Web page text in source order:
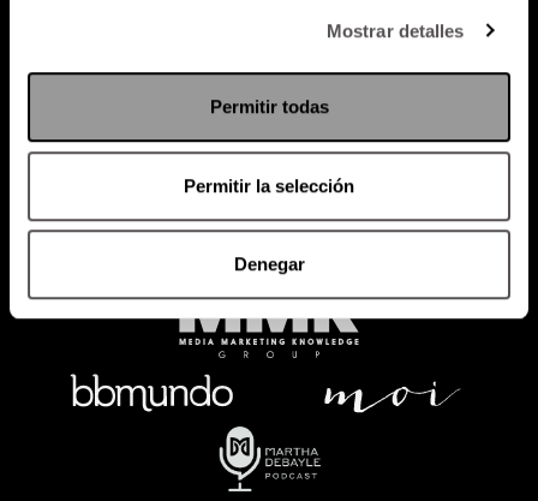
Mostrar detalles
Permitir todas
Permitir la selección
Denegar
Política de Privacidad
PODCAST RADIO MARTHA EVENTOS
SACA TU ID